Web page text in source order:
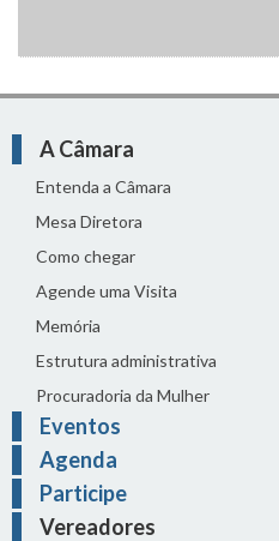
A Câmara
Entenda a Câmara
Mesa Diretora
Como chegar
Agende uma Visita
Memória
Estrutura administrativa
Procuradoria da Mulher
Eventos
Agenda
Participe
Vereadores